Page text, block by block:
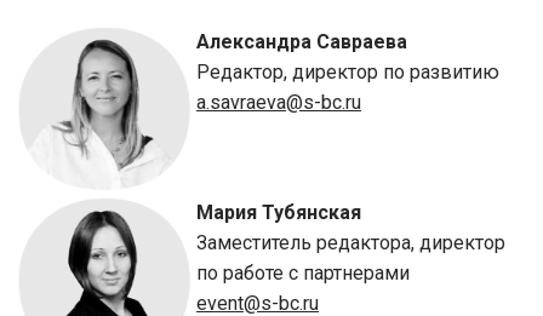
Александра Савраева
Редактор, директор по развитию
a.savraeva@s-bc.ru
Мария Тубянская
Заместитель редактора, директор
по работе с партнерами
event@s-bc.ru